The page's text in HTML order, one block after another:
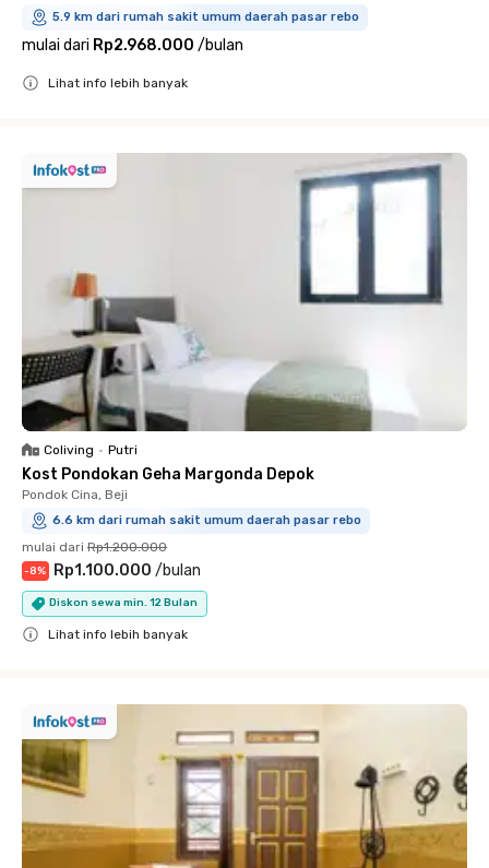
5.9 km dari rumah sakit umum daerah pasar rebo
mulai dari Rp2.968.000 /bulan
Lihat info lebih banyak
Coliving • Putri
Kost Pondokan Geha Margonda Depok
Pondok Cina, Beji
6.6 km dari rumah sakit umum daerah pasar rebo
mulai dari Rp1.200.000
-8% Rp1.100.000 /bulan
Diskon sewa min. 12 Bulan
Lihat info lebih banyak